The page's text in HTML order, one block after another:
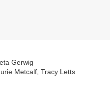
Gerwig
Metcalf, Tracy Letts